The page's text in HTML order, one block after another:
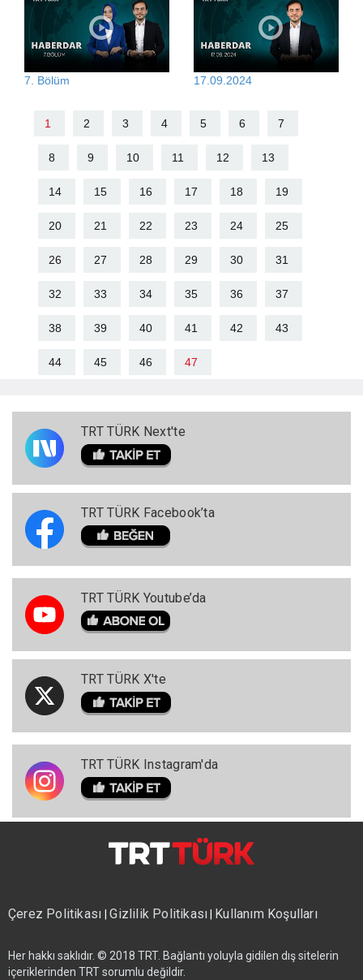
7. Bölüm 17.09.2024
1 2 3 4 5 6 7
8 9 10 11 12 13
14 15 16 17 18 19
20 21 22 23 24 25
26 27 28 29 30 31
32 33 34 35 36 37
38 39 40 41 42 43
44 45 46 47
TRT TÜRK Next'te
TRT TÜRK Facebook’ta
TRT TÜRK Youtube’da
TRT TÜRK X'te
TRT TÜRK Instagram'da
Çerez Politikası|Gizlilik Politikası| Kullanım Koşulları
Her hakkı saklıdır. © 2018 TRT. Bağlantı yoluyla gidilen dış sitelerin
içeriklerinden TRT sorumlu değildir.